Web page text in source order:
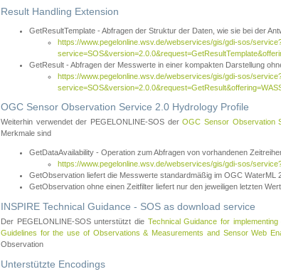
Result Handling Extension
GetResultTemplate - Abfragen der Struktur der Daten, wie sie bei der
https://www.pegelonline.wsv.de/webservices/gis/gdi-sos/
GetResult - Abfragen der Messwerte in einer kompakten Darstellung
https://www.pegelonline.wsv.de/webservices/gis/gdi-sos/
OGC Sensor Observation Service 2.0 Hydrology Profile
Weiterhin verwendet der PEGELONLINE-SOS derOGC Sensor Observation
Merkmale sind
GetDataAvailability - Operation zum Abfragen von vorhandenen
https://www.pegelonline.wsv.de/webservices/gis/gdi-sos/
GetObservation liefert die Messwerte standardmäßig im OGC WaterML
GetObservation ohne einen Zeitfilter liefert nur den jeweiligen letzten
INSPIRE Technical Guidance - SOS as download service
Der PEGELONLINE-SOS unterstützt die Technical Guidance for
Guidelines for the use of Observations & Measurements and Sensor Web
Observation
Unterstützte Encodings